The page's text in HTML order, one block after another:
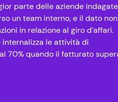
parte delle aziende indagate
un team interno, e il dato non
in relazione al giro d’affari.
le attività di
70% quando il fatturato